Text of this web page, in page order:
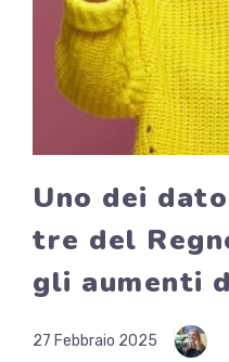
Uno dei
tre del
gli aumenti
27 Febbraio 2025